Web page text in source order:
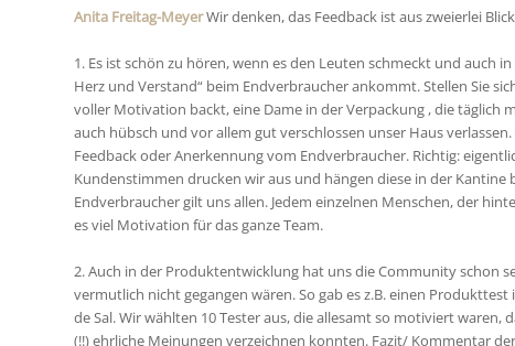
Anita Freitag-MeyerWir denken, das Feedback ist aus zweierlei
1. Es ist schön zu hören, wenn es den Leuten schmeckt und auch
Herz und Verstand“ beim Endverbraucher ankommt. Stellen Sie
voller Motivation backt, eine Dame in der Verpackung , die täglich
auch hübsch und vor allem gut verschlossen unser Haus
Feedback oder Anerkennung vom Endverbraucher. Richtig:
Kundenstimmen drucken wir aus und hängen diese in der Kantine
Endverbraucher gilt uns allen. Jedem einzelnen Menschen, der
es viel Motivation für das ganze Team.
2. Auch in der Produktentwicklung hat uns die Community schon
vermutlich nicht gegangen wären. So gab es z.B. einen
de Sal. Wir wählten 10 Tester aus, die allesamt so motiviert waren,
(!!) ehrliche Meinungen verzeichnen konnten. Fazit/ Kommentar